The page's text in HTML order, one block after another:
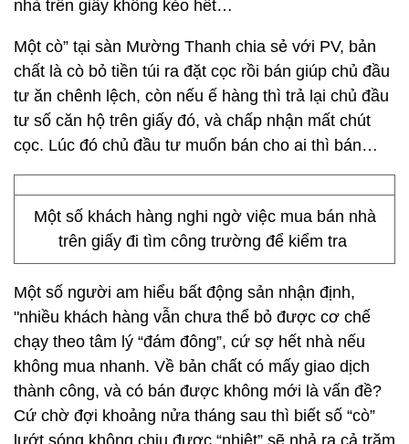
nhà trên giấy không kẻo hết…
Một cò” tại sàn Mường Thanh chia sẻ với PV, bản
chất là cò bỏ tiền túi ra đặt cọc rồi bán giúp chủ đầu
tư ăn chênh lệch, còn nếu ế hàng thì trả lại chủ đầu
tư số căn hộ trên giấy đó, và chấp nhận mất chút
cọc. Lúc đó chủ đầu tư muốn bán cho ai thì bán…
Một số khách hàng nghi ngờ việc mua bán nhà
trên giấy đi tìm công trường để kiểm tra
Một số người am hiểu bất động sản nhận định,
"nhiều khách hàng vẫn chưa thể bỏ được cơ chế
chạy theo tâm lý “đám đông”, cứ sợ hết nhà nếu
không mua nhanh. Về bản chất có mấy giao dịch
thành công, và có bán được không mới là vấn đề?
Cứ chờ đợi khoảng nửa tháng sau thì biết số “cò”
lướt sóng không chịu được “nhiệt” sẽ nhả ra cả trăm